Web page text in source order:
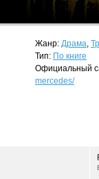
Жанр: Драма,
Тип: По книге
Официальный
mercedes/